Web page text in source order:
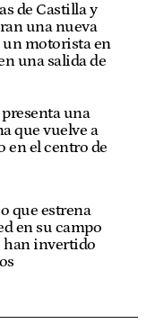
de Castilla y
una nueva
un motorista en
una salida de
una
que vuelve a
en el centro de
que estrena
en su campo
han invertido